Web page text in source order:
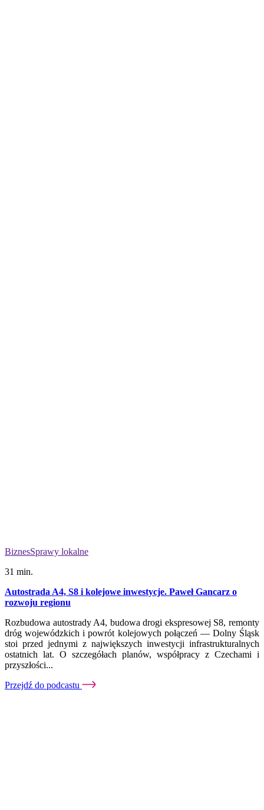
BiznesSprawy lokalne
31 min.
Autostrada A4, S8 i kolejowe inwestycje. Paweł Gancarz o
rozwoju regionu
Rozbudowa autostrady A4, budowa drogi ekspresowej S8, remonty
dróg wojewódzkich i powrót kolejowych połączeń — Dolny Śląsk
stoi przed jednymi z największych inwestycji infrastrukturalnych
ostatnich lat. O szczegółach planów, współpracy z Czechami i
przyszłości...
Przejdź do podcastu